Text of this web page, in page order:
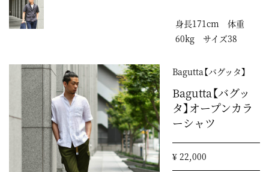
身長171cm 体重
60kg サイズ38
Bagutta【バグッタ】
Bagutta【バグッ
タ】オープンカラ
ーシャツ
¥ 22,000